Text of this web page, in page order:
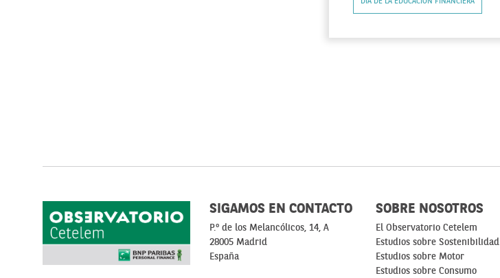
DÍA DE LA EDUCACIÓN FINANCIERA
SIGAMOS EN CONTACTO
P.º de los Melancólicos, 14, A
28005 Madrid
España
SOBRE NOSOTROS
El Observatorio Cetelem
Estudios sobre Sostenibilidad
Estudios sobre Motor
Estudios sobre Consumo